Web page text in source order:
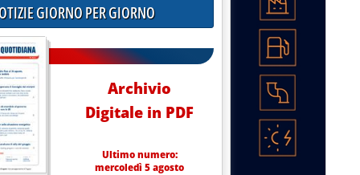
GIORNO PER GIORNO
Archivio
Digitale in PDF
Ultimo numero:
mercoledì 5 agosto